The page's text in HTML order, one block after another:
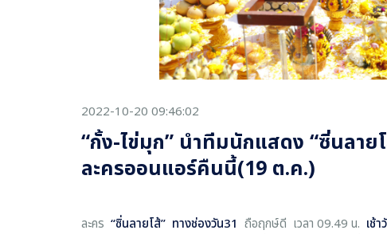
2022-10-20 09:46:02
“กั้ง-ไข่มุก” นำทีมนักแสดง “ซิ่นลา
ละครออนแอร์คืนนี้(19 ต.ค.)
ละคร “ซิ่นลายโส้” ทางช่องวัน31 ถือฤกษ์ดี เวลา 09.49 น. เช้